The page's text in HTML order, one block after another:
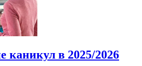
каникул в 2025/2026